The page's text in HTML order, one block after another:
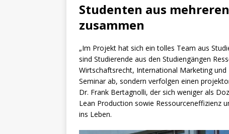
Studenten aus
zusammen
„Im Projekt hat sich ein tolles Team aus
sind Studierende aus den Studiengängen
Wirtschaftsrecht, International Marketing
Seminar ab, sondern verfolgen einen
Dr. Frank Bertagnolli, der sich weniger als
Lean Production sowie Ressourceneffizienz
ins Leben.